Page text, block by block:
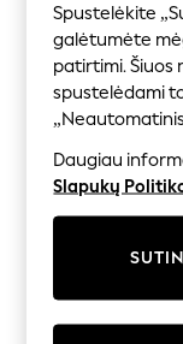
Shirts
Polo
Cardigans
Coats &
Socks &
All Girls
Trainers
Swimwear
Tops
Spustelėkite
galėtumėte
patirtimi. Šiuos
spustelėdami
Daugiau
Slapukų